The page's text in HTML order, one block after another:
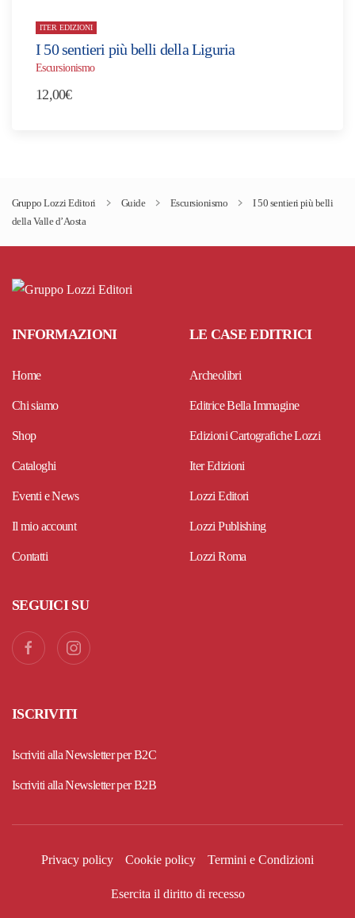
ITER EDIZIONI
I 50 sentieri più belli della Liguria
Escursionismo
12,00€
Gruppo Lozzi Editori Guide Escursionismo
I 50 sentieri più belli
della Valle d’Aosta
INFORMAZIONI
Home
Chi siamo
Shop
Cataloghi
Eventi e News
Il mio account
Contatti
LE CASE EDITRICI
Archeolibri
Editrice Bella Immagine
Edizioni Cartografiche Lozzi
Iter Edizioni
Lozzi Editori
Lozzi Publishing
Lozzi Roma
SEGUICI SU
ISCRIVITI
Iscriviti alla Newsletter per B2C
Iscriviti alla Newsletter per B2B
Privacy policy Cookie policy Termini e Condizioni
Esercita il diritto di recesso